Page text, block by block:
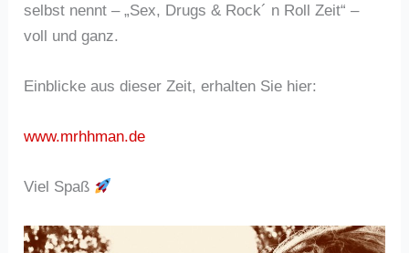
selbst nennt – „Sex, Drugs & Rock´ n Roll Zeit“ –
voll und ganz.
Einblicke aus dieser Zeit, erhalten Sie hier:
www.mrhhman.de
Viel Spaß